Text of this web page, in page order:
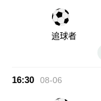
追球者
16:30 08-06